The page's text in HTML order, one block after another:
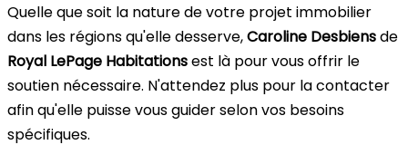
Quelle que soit la nature de votre projet immobilier
dans les régions qu'elle desserve,Caroline Desbiensde
Royal LePage Habitationsest là pour vous offrir le
soutien nécessaire. N'attendez plus pour la contacter
afin qu'elle puisse vous guider selon vos besoins
spécifiques.